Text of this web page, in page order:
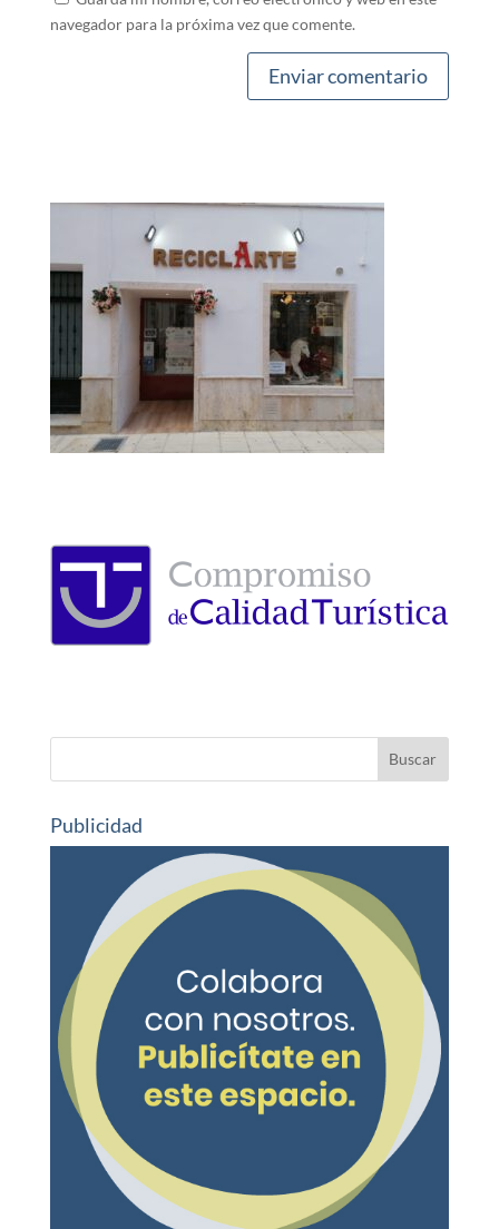
navegador para la próxima vez que comente.
Publicidad